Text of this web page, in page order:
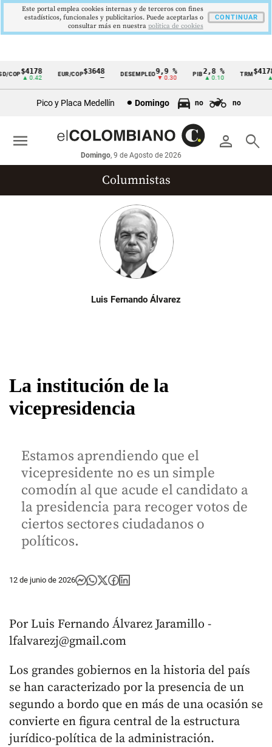
Cintillo
económicos
Colombia
COP$4178
▲ 0.42
EUR/COP$3648 DESEMPLEO 9,9 %
▼ 0.30
PIB2,8 %
▲ 0.10
TRM
▲
Pico y Placa Medellín Domingo no no
person search
Domingo, 9 de Agosto de 2026
menu
Columnistas
Luis Fernando Álvarez
La institución de la
vicepresidencia
Estamos aprendiendo que el
vicepresidente no es un simple
comodín al que acude el candidato a
la presidencia para recoger votos de
ciertos sectores ciudadanos o
políticos.
12 de junio de 2026
Por Luis Fernando Álvarez Jaramillo -
lfalvarezj@gmail.com
Los grandes gobiernos en la historia del país
se han caracterizado por la presencia de un
segundo a bordo que en más de una ocasión se
convierte en figura central de la estructura
jurídico-política de la administración.
Este portal emplea cookies internas y de terceros con fines
estadísticos, funcionales y publicitarios. Puede aceptarlas o
consultar más en nuestra politica de cookies
CONTINUAR